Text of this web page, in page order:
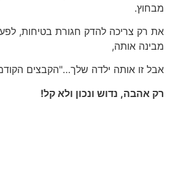
מבחוץ.
את רק צריכה להדק חגורת בטיחות,
מבינה אותה,
אבל זו אותה ילדה שלך…"הקבצים
רק אהבה, נדוש ונכון ולא קל!